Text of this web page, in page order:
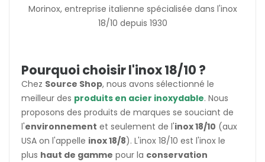
Morinox, entreprise italienne spécialisée dans l'inox
18/10 depuis 1930
Pourquoi choisir l'inox 18/10 ?
Chez Source Shop, nous avons sélectionné le
meilleur des produits en acier inoxydable. Nous
proposons des produits de marques se souciant de
l'environnement et seulement de l'inox 18/10 (aux
USA on l'appelle inox 18/8). L'inox 18/10 est l'inox le
plus haut de gamme pour la conservation